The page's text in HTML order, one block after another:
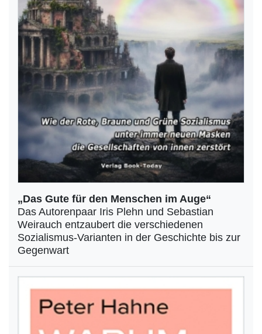
„Das Gute für den Menschen im Auge“
Das Autorenpaar Iris Plehn und Sebastian
Weirauch entzaubert die verschiedenen
Sozialismus-Varianten in der Geschichte bis zur
Gegenwart